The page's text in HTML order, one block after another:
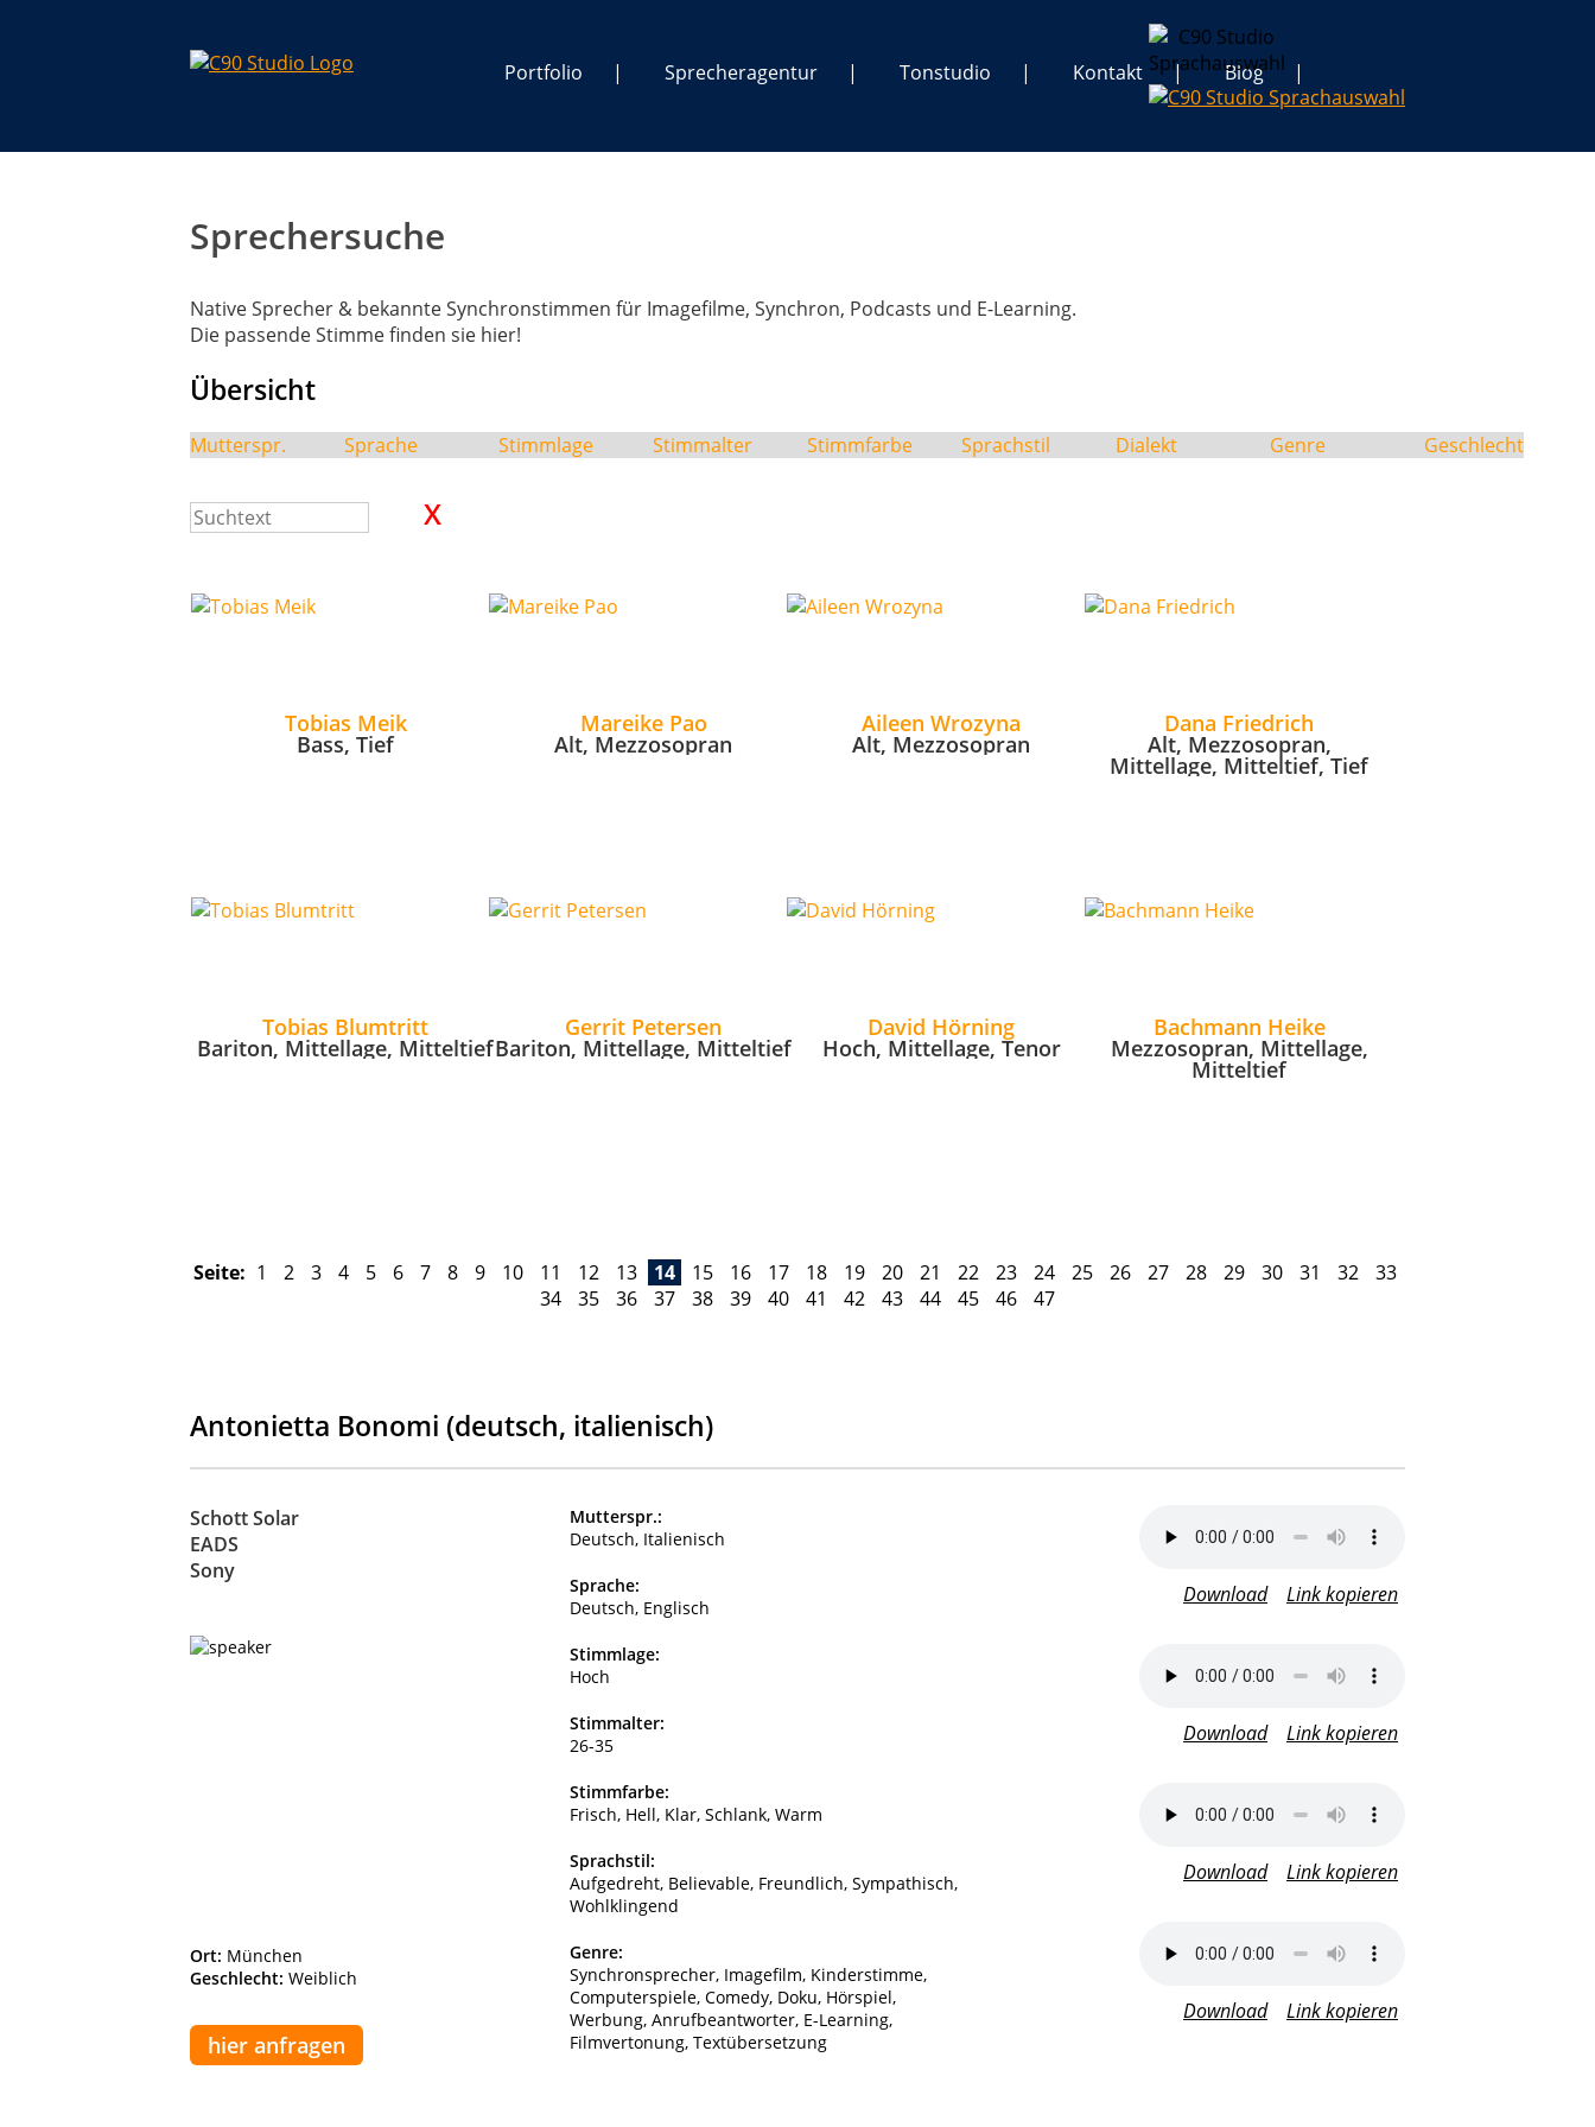
Portfolio Sprecheragentur Tonstudio Kontakt Blog
Sprechersuche
Native Sprecher & bekannte Synchronstimmen für Imagefilme, Synchron, Podcasts und E-Learning.
Die passende Stimme finden sie hier!
Übersicht
Tobias Meik
Bass, Tief
Mareike Pao
Alt, Mezzosopran
Aileen Wrozyna
Alt, Mezzosopran
Dana Friedrich
Alt, Mezzosopran,
Mittellage, Mitteltief, Tief
Tobias Blumtritt
Bariton, Mittellage, Mitteltief
Gerrit Petersen
Bariton, Mittellage, Mitteltief
David Hörning
Hoch, Mittellage, Tenor
Bachmann Heike
Mezzosopran, Mittellage,
Mitteltief
Seite: 1 2 3 4 5 6 7 8 9 10 11 12 13 14 15 16 17 18 19 20 21 22 23 24 25 26 27 28 29 30 31 32
33
34
35 36 37 38 39 40 41 42 43 44 45 46 47
Antonietta Bonomi (deutsch, italienisch)
Schott Solar
EADS
Sony
Ort: München
Geschlecht: Weiblich
hier anfragen
Mutterspr.:
Deutsch, Italienisch
Sprache:
Deutsch, Englisch
Stimmlage:
Hoch
Stimmalter:
26-35
Stimmfarbe:
Frisch, Hell, Klar, Schlank, Warm
Sprachstil:
Aufgedreht, Believable, Freundlich, Sympathisch,
Wohlklingend
Genre:
Synchronsprecher, Imagefilm, Kinderstimme,
Computerspiele, Comedy, Doku, Hörspiel,
Werbung, Anrufbeantworter, E-Learning,
Filmvertonung, Textübersetzung
Download Link kopieren
Download Link kopieren
Download Link kopieren
Download Link kopieren